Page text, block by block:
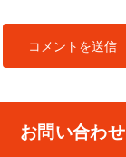
お問い合わせ